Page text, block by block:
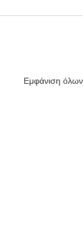
Εμφάνιση όλων